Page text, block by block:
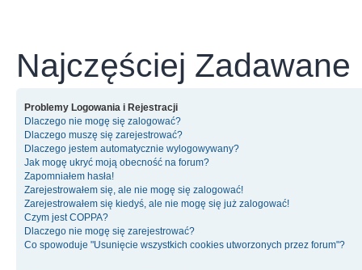
Najczęściej Zadawane
Problemy Logowania i Rejestracji
Dlaczego nie mogę się zalogować?
Dlaczego muszę się zarejestrować?
Dlaczego jestem automatycznie wylogowywany?
Jak mogę ukryć moją obecność na forum?
Zapomniałem hasła!
Zarejestrowałem się, ale nie mogę się zalogować!
Zarejestrowałem się kiedyś, ale nie mogę się już zalogować!
Czym jest COPPA?
Dlaczego nie mogę się zarejestrować?
Co spowoduje "Usunięcie wszystkich cookies utworzonych przez forum"?